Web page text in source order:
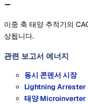
이중 축 태양 추적기의
상됩니다.
관련 보고서 에너지
동시 콘덴서 시장
Lightning Arrester
태양 Microinverter